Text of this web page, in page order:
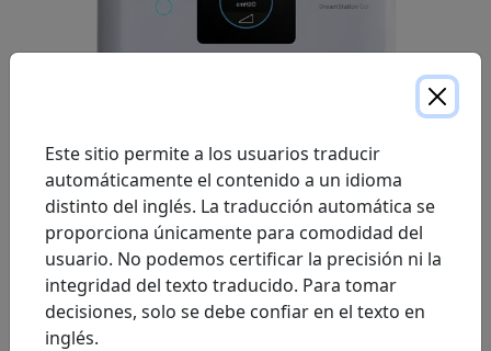
DreamStation Go es un sistema ultraportátil de terapia
de presión positiva en las vías respiratorias (PAP)
diseñado para viajeros frecuentes. Los pacientes
pueden confiar en su exclusiva combinación de
conectividad, portabilidad y funciones potentes y
prácticas.
Este sitio permite a los usuarios traducir
automáticamente el contenido a un idioma
distinto del inglés. La traducción automática se
proporciona únicamente para comodidad del
usuario. No podemos certificar la precisión ni la
integridad del texto traducido. Para tomar
decisiones, solo se debe confiar en el texto en
inglés.